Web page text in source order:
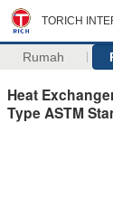
TORICH
Rumah
Heat
Type ASTM